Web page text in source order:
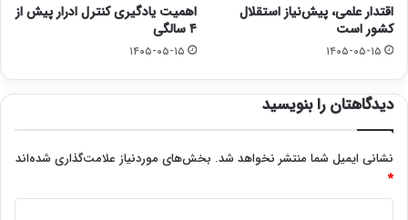
اقتدار علمی، پیش‌نیاز استقلال
کشور است
۱۴۰۵-۰۵-۱۵
اهمیت یادگیری کنترل ادرار پیش از
۴ سالگی
۱۴۰۵-۰۵-۱۵
دیدگاهتان را بنویسید
نشانی ایمیل شما منتشر نخواهد شد. بخش‌های موردنیاز علامت‌گذاری شده‌اند
*